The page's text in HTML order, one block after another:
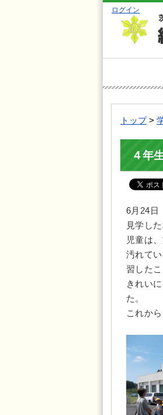
ログイン
トップ>
４年
6月24日
見学し
児童は
汚れて
習した
きれい
た。
これか